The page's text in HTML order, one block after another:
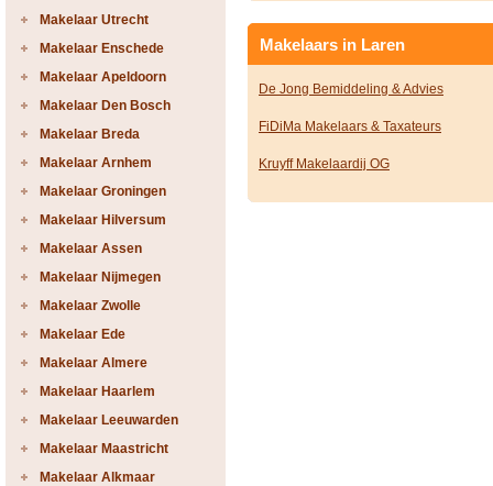
Makelaar Utrecht
Makelaar Enschede
Makelaar Apeldoorn
Makelaar Den Bosch
Makelaar Breda
Makelaar Arnhem
Makelaar Groningen
Makelaar Hilversum
Makelaar Assen
Makelaar Nijmegen
Makelaar Zwolle
Makelaar Ede
Makelaar Almere
Makelaar Haarlem
Makelaar Leeuwarden
Makelaar Maastricht
Makelaar Alkmaar
Makelaars in Laren
De Jong Bemiddeling & Advies
FiDiMa Makelaars & Taxateurs
Kruyff Makelaardij OG